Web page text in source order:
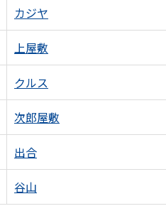
カジヤ
上屋敷
クルス
次郎屋敷
出合
谷山